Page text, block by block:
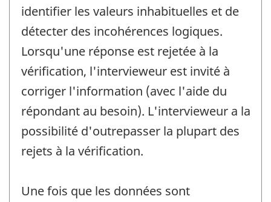
identifier les valeurs inhabituelles et de
détecter des incohérences logiques.
Lorsqu'une réponse est rejetée à la
vérification, l'intervieweur est invité à
corriger l'information (avec l'aide du
répondant au besoin). L'intervieweur a la
possibilité d'outrepasser la plupart des
rejets à la vérification.
Une fois que les données sont